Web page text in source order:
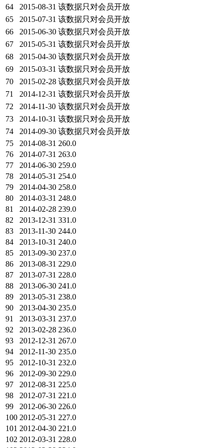
64
2015-08-31 该数据只对会员开放
65
2015-07-31 该数据只对会员开放
66
2015-06-30 该数据只对会员开放
67
2015-05-31 该数据只对会员开放
68
2015-04-30 该数据只对会员开放
69
2015-03-31 该数据只对会员开放
70
2015-02-28 该数据只对会员开放
71
2014-12-31 该数据只对会员开放
72
2014-11-30 该数据只对会员开放
73
2014-10-31 该数据只对会员开放
74
2014-09-30 该数据只对会员开放
75
2014-08-31 260.0
76
2014-07-31 263.0
77
2014-06-30 259.0
78
2014-05-31 254.0
79
2014-04-30 258.0
80
2014-03-31 248.0
81
2014-02-28 239.0
82
2013-12-31 331.0
83
2013-11-30 244.0
84
2013-10-31 240.0
85
2013-09-30 237.0
86
2013-08-31 229.0
87
2013-07-31 228.0
88
2013-06-30 241.0
89
2013-05-31 238.0
90
2013-04-30 235.0
91
2013-03-31 237.0
92
2013-02-28 236.0
93
2012-12-31 267.0
94
2012-11-30 235.0
95
2012-10-31 232.0
96
2012-09-30 229.0
97
2012-08-31 225.0
98
2012-07-31 221.0
99
2012-06-30 226.0
100 2012-05-31 227.0
101 2012-04-30 221.0
102 2012-03-31 228.0